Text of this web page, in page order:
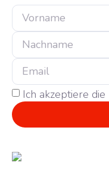
Ich akzeptiere die